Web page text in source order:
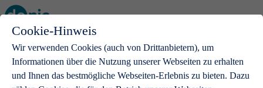
Cookie-Hinweis
Wir verwenden Cookies (auch von Drittanbietern), um
Informationen über die Nutzung unserer Webseiten zu erhalten
und Ihnen das bestmögliche Webseiten-Erlebnis zu bieten. Dazu
Open main menu